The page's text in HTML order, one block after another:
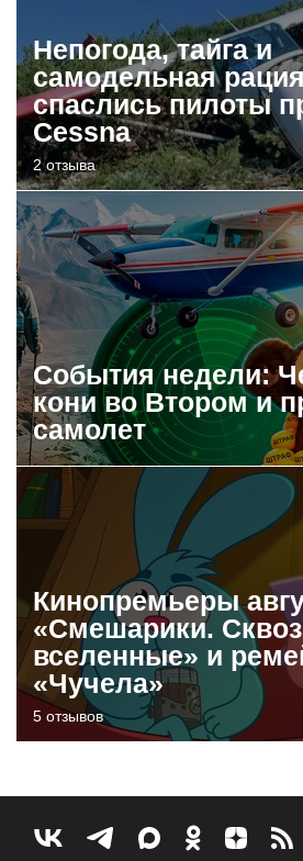
Непогода, тайга и
самодельная
спаслись пилоты
Cessna
2 отзыва
События недели:
кони во Втором и
самолет
Кинопремьеры
«Смешарики.
вселенные» и
«Чучела»
5 отзывов